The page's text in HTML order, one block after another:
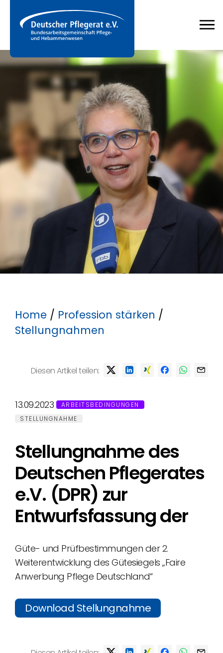
Home / Profession stärken /
Stellungnahmen
Diesen Artikel teilen:
13.09.2023
ARBEITSBEDINGUNGEN
STELLUNGNAHME
Stellungnahme des
Deutschen Pflegerates
e.V. (DPR) zur
Entwurfsfassung der
Güte- und Prüfbestimmungen der 2.
Weiterentwicklung des Gütesiegels „Faire
Anwerbung Pflege Deutschland“
Download Stellungnahme